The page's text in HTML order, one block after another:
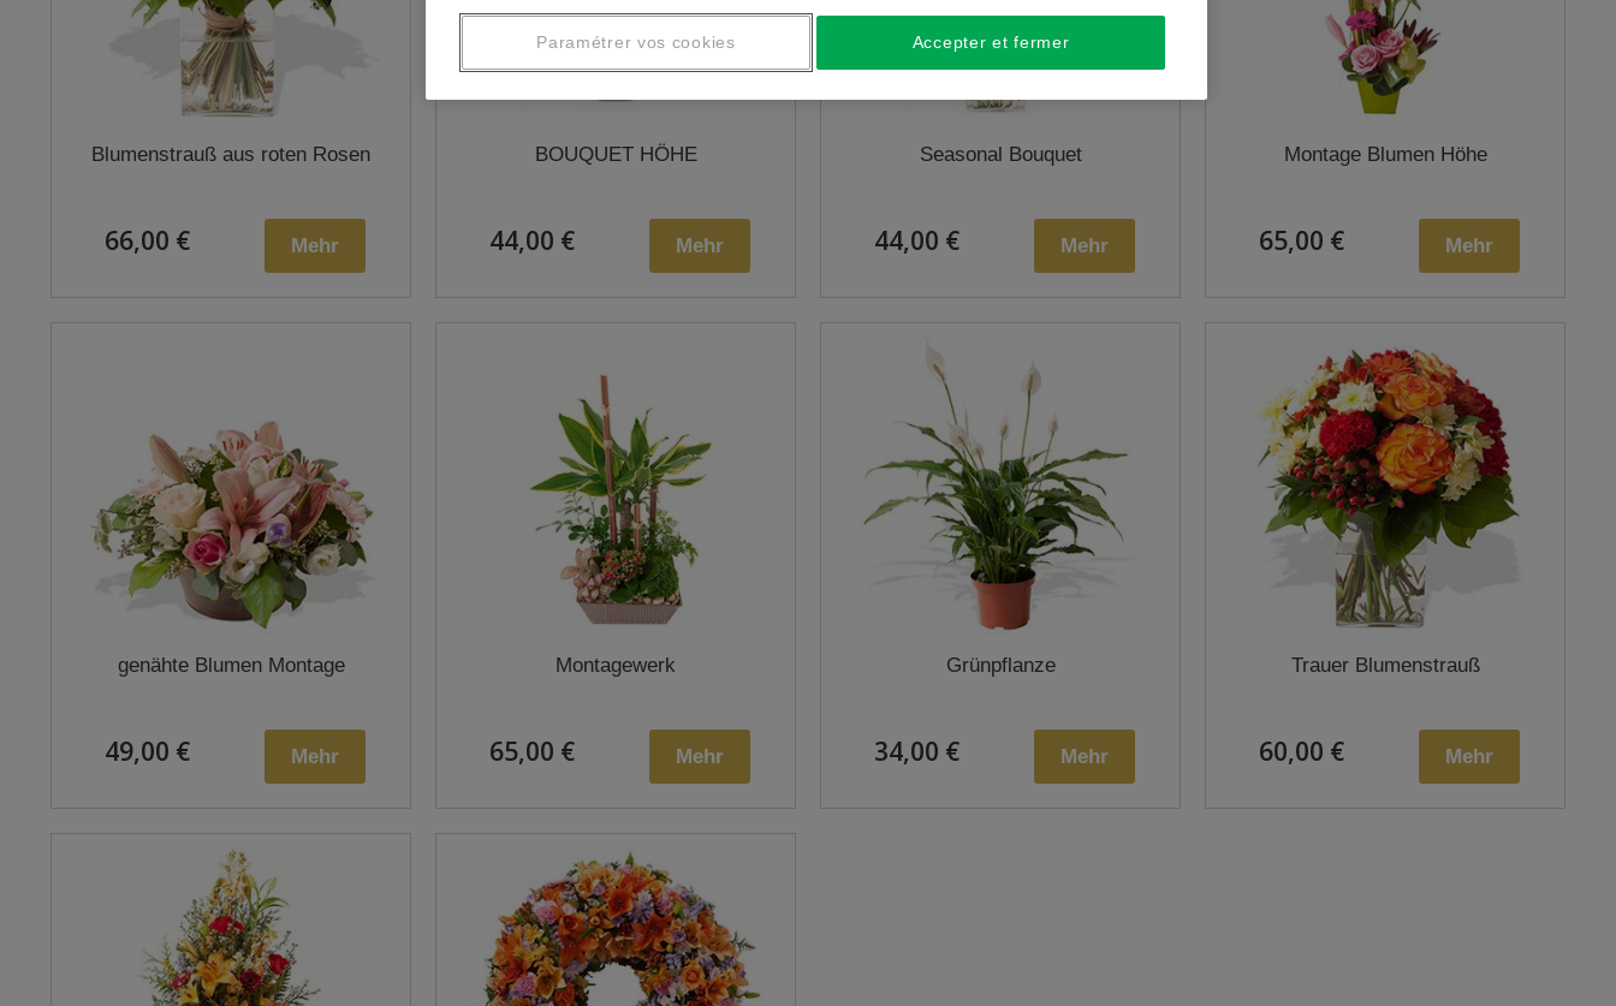
Blumenstrauß aus roten Rosen
66,00 € Mehr
BOUQUET HÖHE
44,00 € Mehr
Seasonal Bouquet
44,00 € Mehr
Montage Blumen Höhe
65,00 € Mehr
genähte Blumen Montage
49,00 € Mehr
Montagewerk
65,00 € Mehr
Grünpflanze
34,00 € Mehr
Trauer Blumenstrauß
60,00 € Mehr
Accepter et fermer
Paramétrer vos cookies